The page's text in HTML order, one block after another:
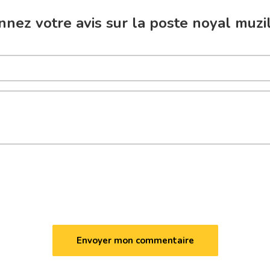
votre avis sur la poste noyal